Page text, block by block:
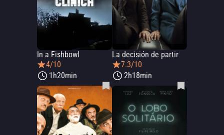
In a Fishbowl
4/10
1h20min
La decisión de partir
7.3/10
2h18min